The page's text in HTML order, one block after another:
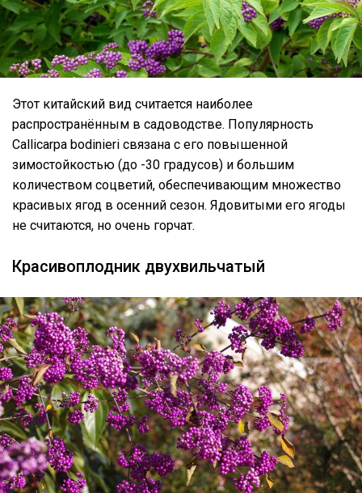
Этот китайский вид считается наиболее
распространённым в садоводстве. Популярность
Callicarpa bodinieri связана с его повышенной
зимостойкостью (до -30 градусов) и большим
количеством соцветий, обеспечивающим множество
красивых ягод в осенний сезон. Ядовитыми его ягоды
не считаются, но очень горчат.
Красивоплодник двухвильчатый